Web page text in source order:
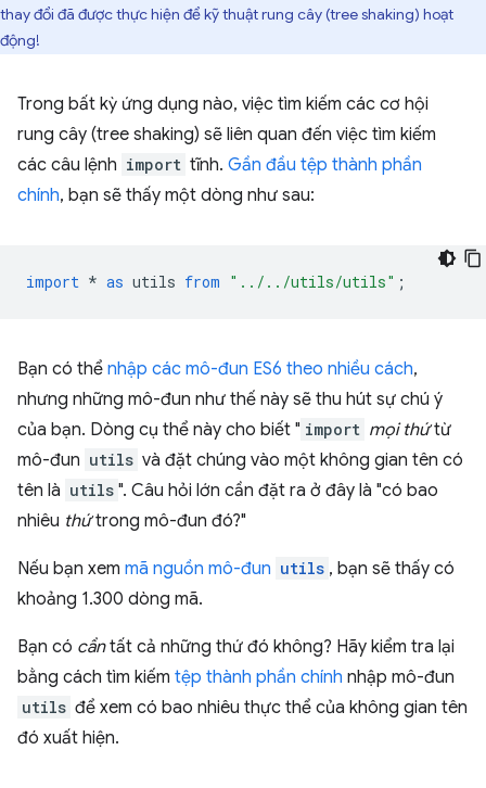
thay đổi đã được thực hiện để kỹ thuật rung cây (tree shaking) hoạt
động!
Trong bất kỳ ứng dụng nào, việc tìm kiếm các cơ hội
rung cây (tree shaking) sẽ liên quan đến việc tìm kiếm
các câu lệnh import tĩnh. Gần đầu tệp thành phần
chính, bạn sẽ thấy một dòng như sau:
import * as utils from "../../utils/utils" ;
Bạn có thể nhập các mô-đun ES6 theo nhiều cách,
nhưng những mô-đun như thế này sẽ thu hút sự chú ý
của bạn. Dòng cụ thể này cho biết " import mọi thứtừ
mô-đun utils và đặt chúng vào một không gian tên có
tên là utils ". Câu hỏi lớn cần đặt ra ở đây là "có bao
nhiêu thứtrong mô-đun đó?"
Nếu bạn xem mã nguồn mô-đun utils , bạn sẽ thấy có
khoảng 1.300 dòng mã.
Bạn có cầntất cả những thứ đó không? Hãy kiểm tra lại
bằng cách tìm kiếm tệp thành phần chính nhập mô-đun
utils để xem có bao nhiêu thực thể của không gian tên
đó xuất hiện.